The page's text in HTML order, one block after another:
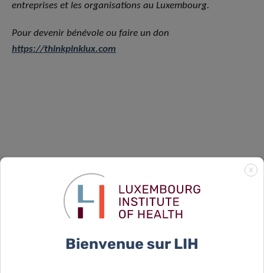
entreprises et les organisations au Luxembourg.
Pour devenir bénévole ou faire un don
https://thinkpinklux.com
X
Bienvenue sur LIH